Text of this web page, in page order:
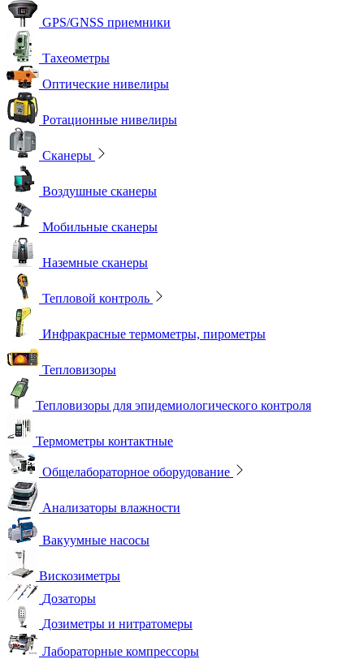
GPS/GNSS приемники
Тахеометры
Оптические нивелиры
Ротационные нивелиры
Сканеры
Воздушные сканеры
Мобильные сканеры
Наземные сканеры
Тепловой контроль
Инфракрасные термометры, пирометры
Тепловизоры
Тепловизоры для эпидемиологического контроля
Термометры контактные
Общелабораторное оборудование
Анализаторы влажности
Вакуумные насосы
Вискозиметры
Дозаторы
Дозиметры и нитратомеры
Лабораторные компрессоры